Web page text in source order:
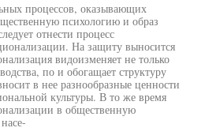
процессов, оказывающих
психологию и образ
отнести процесс
На защиту выносится
видоизменяет не только
по и обогащает структуру
в нее разнообразные ценности
культуры. В то же время
в общественную